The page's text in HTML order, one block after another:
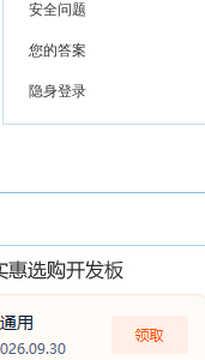
安全问题
您的答案
隐身登录